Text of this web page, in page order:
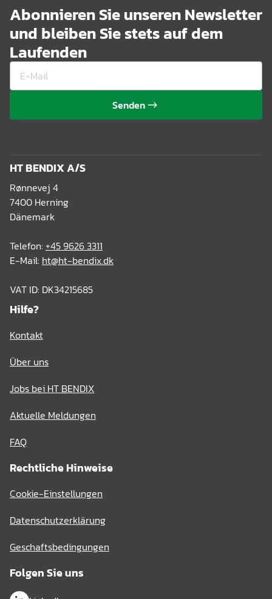
Abonnieren Sie unseren Newsletter
und bleiben Sie stets auf dem
Laufenden
Senden
HT BENDIX A/S
Rønnevej 4
7400 Herning
Dänemark
Telefon: +45 9626 3311
E-Mail: ht@ht-bendix.dk
VAT ID: DK34215685
Hilfe?
Kontakt
Über uns
Jobs bei HT BENDIX
Aktuelle Meldungen
FAQ
Rechtliche Hinweise
Cookie-Einstellungen
Datenschutzerklärung
Geschaftsbedingungen
Folgen Sie uns